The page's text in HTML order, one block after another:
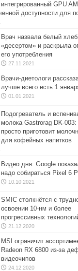
интегрированный GPU
доступности для
Врач назвала белый хлеб
«десертом» и раскрыла
его употребления
27.11.2021
Врачи-диетологи
лучше всего есть 1
01.01.2021
Подогреватель и
молока Gastrorag DK-
просто приготовит
для кофейных напитков
Видео дня: Google
надо собираться Pixel 6
10.10.2021
SMIC столкнётся с
освоении 10-нм и более
прогрессивных
21.12.2020
MSI ограничит
Radeon RX 6800 из-за
видеочипов
24.12.2020